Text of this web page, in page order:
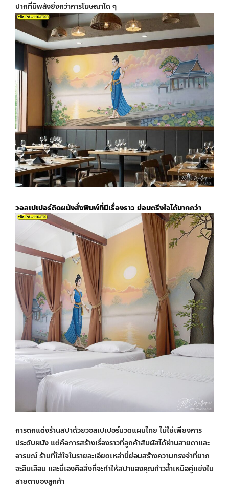
ปากที่มีพลังยิ่งกว่าการโฆษณาใด ๆ
วอลเปเปอร์ติดผนังสั่งพิมพ์ที่มีเรื่องราว ย่อมตรึงใจได้มากกว่า
การตกแต่งร้านสปาด้วยวอลเปเปอร์นวดแผนไทยไม่ใช่เพียงการ
ประดับผนัง แต่คือการสร้างเรื่องราวที่ลูกค้าสัมผัสได้ผ่านสายตาและ
อารมณ์ ร้านที่ใส่ใจในรายละเอียดเหล่านี้ย่อมสร้างความทรงจำที่ยาก
จะลืมเลือน และนี่เองคือสิ่งที่จะทำให้สปาของคุณก้าวล้ำเหนือคู่แข่งใน
สายตาของลูกค้า